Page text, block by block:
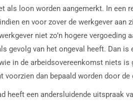
als loon worden aangemerkt. In een
en voor zover de werkgever
niet zo’n hogere
gevolg van het ongeval heeft. Dan
in de arbeidsovereenkomst niets
voorzien dan bepaald worden door
heeft een andersluidende uitspraak